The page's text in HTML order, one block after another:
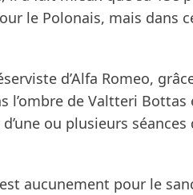
le Polonais, mais dans
d’Alfa Romeo,
l’ombre de Valtteri Bottas
ou plusieurs séances
aucunement pour le